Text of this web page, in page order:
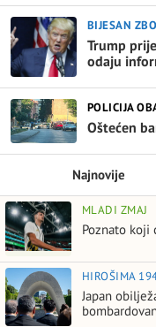
BIJESAN
Trump
odaju
POLICIJA
Oštećen
Najnovije
MLADI ZMAJ
Poznato koji
HIROŠIMA
Japan